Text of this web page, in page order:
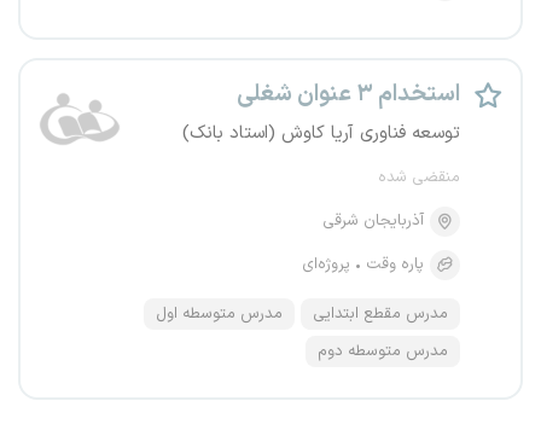
استخدام ۳ عنوان شغلی
توسعه فناوری آریا کاوش (استاد بانک)
منقضی شده
آذربایجان شرقی
پاره وقت
پروژه‌ای
مدرس مقطع ابتدایی
مدرس متوسطه اول
مدرس متوسطه دوم